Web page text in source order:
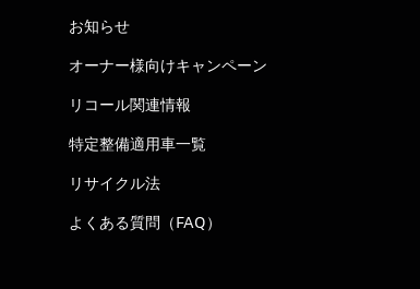
お知らせ
オーナー様向けキャンペーン
リコール関連情報
特定整備適用車一覧
リサイクル法
よくある質問（FAQ）